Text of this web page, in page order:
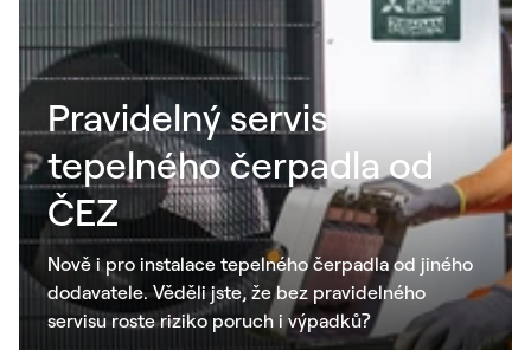
Pravidelný servis
tepelného čerpadla od
ČEZ
Nově i pro instalace tepelného čerpadla od jiného
dodavatele. Věděli jste, že bez pravidelného
servisu roste riziko poruch i výpadků?